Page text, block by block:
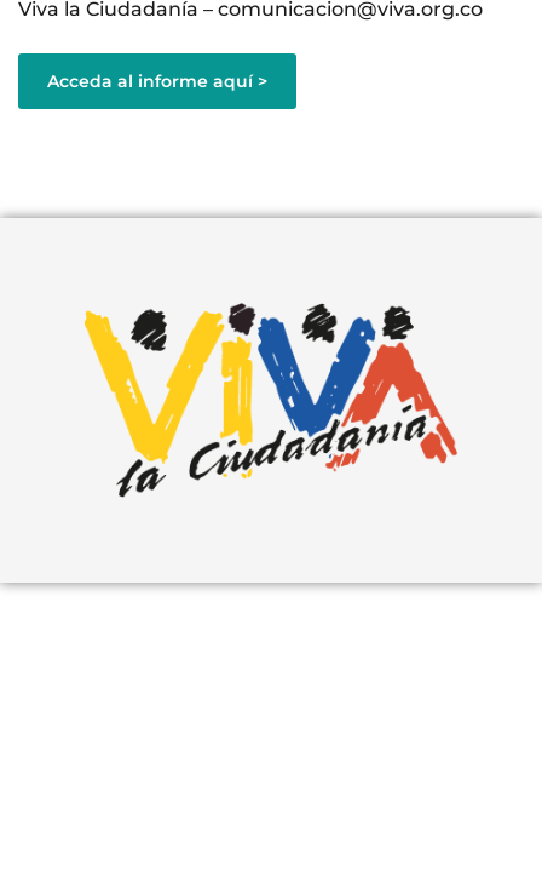
Viva la Ciudadanía – oc.gr
o.avi
v@noi
cacin
umoc
Acceda al informe aquí >